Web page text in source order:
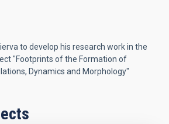
to develop his research work in the
"Footprints of the Formation of
Dynamics and Morphology"